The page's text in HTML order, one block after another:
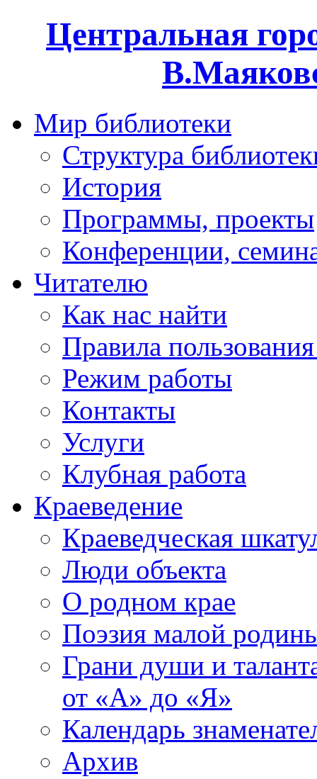
Центральная
Мир библиотеки
Структура
История
Программы, проекты
Конференции,
Читателю
Как нас найти
Правила
Режим работы
Контакты
Услуги
Клубная работа
Краеведение
Краеведческая
Люди объекта
О родном крае
Поэзия малой
Грани души и
от «А» до «Я»
Календарь
Архив